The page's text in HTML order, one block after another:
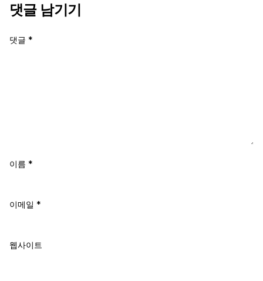
댓글 남기기
댓글 *
이름 *
이메일 *
웹사이트